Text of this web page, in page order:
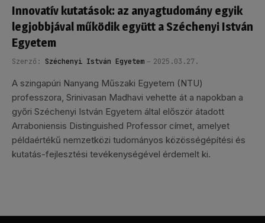
Innovatív kutatások: az anyagtudomány egyik
legjobbjával működik együtt a Széchenyi István
Egyetem
Szerző: Széchenyi István Egyetem 2025.03.27.
A szingapúri Nanyang Műszaki Egyetem (NTU)
professzora, Srinivasan Madhavi vehette át a napokban a
győri Széchenyi István Egyetem által először átadott
Arraboniensis Distinguished Professor címet, amelyet
példaértékű nemzetközi tudományos közösségépítési és
kutatás-fejlesztési tevékenységével érdemelt ki.